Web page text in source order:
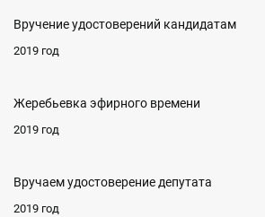
Вручение удостоверений кандидатам
2019 год
Жеребьевка эфирного времени
2019 год
Вручаем удостоверение депутата
2019 год